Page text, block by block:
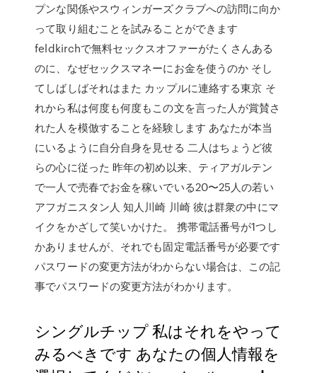
プンな関係やスウィンガーズクラブへの訪問に向か
って取り組むことを試みることができます
feldkirchで無料セックスオファーがたくさんある
のに、なぜセックスマネーにお金を使うのか そし
てしばしばそれはまた カップルに連絡する東京 そ
れから私は何度も何度もこの文を言った人が賞賛さ
れた人を模倣することを経験します あなたが本当
にいるように自分自身を見せる 二人はちょうど彼
らの心に従った 昨年の初め以来、ティアガルテン
で一人で売春でお金を稼いでいる20〜25人の若い
アフガニスタン人 知人川崎 川崎 彼は群衆の中にマ
イクをかざして笑いかけた。 携帯電話番号が1つし
かありませんが、それでも固定電話番号が必要です
パスワードの変更方法がわからない場合は、この記
事でパスワードの変更方法がわかります。
シングルチップ 私はそれをやって
みるべきです あなたの個人情報を